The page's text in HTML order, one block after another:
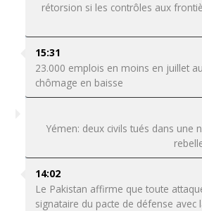
rétorsion si les contrôles aux
15:31
23.000 emplois en moins en juillet
chômage en baisse
Yémen: deux civils tués dans une
14:02
Le Pakistan affirme que toute
signataire du pacte de défense avec